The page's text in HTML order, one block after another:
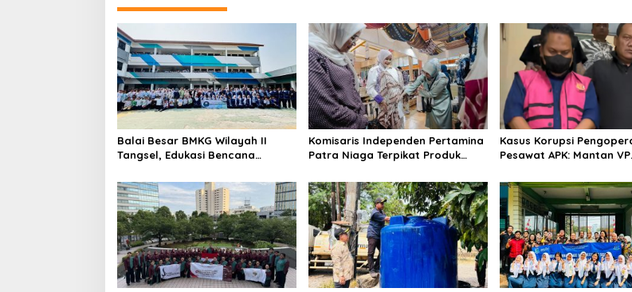
Balai Besar BMKG Wilayah II
Tangsel, Edukasi Bencana
kepada pelajar UPTD SMPN 23
Komisaris Independen Pertamina
Patra Niaga Terpikat Produk
Sentuhan Kemanusiaan dan
Keberlanjutan
Kasus Korupsi
Pesawat APK: Mantan VP
Ditetapkan Tersangka